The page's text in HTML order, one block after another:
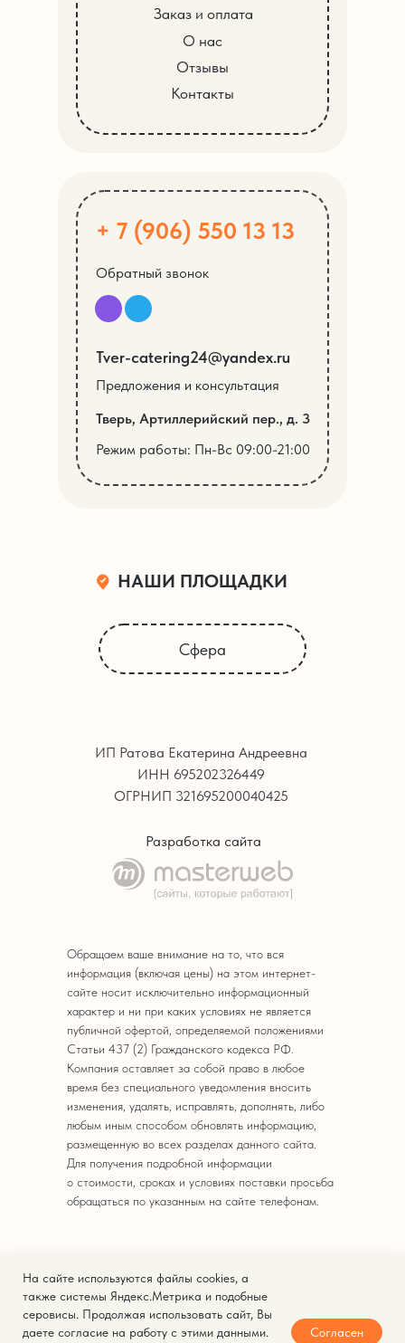
На сайте используются файлы cookies, а
также системы Яндекс.Метрика и подобные
серовисы. Продолжая использовать сайт, Вы
даете согласие на работу с этими данными.
Согласен
© 2025. Кейтеринг Express.
Политика конфиденциальности
Обращаем ваше внимание на то, что вся
информация (включая цены) на этом интернет-
сайте носит исключительно информационный
характер и ни при каких условиях не является
публичной офертой, определяемой положениями
Статьи 437 (2) Гражданского кодекса РФ.
Компания оставляет за собой право в любое
время без специального уведомления вносить
изменения, удалять, исправлять, дополнять, либо
любым иным способом обновлять информацию,
размещенную во всех разделах данного сайта.
Для получения подробной информации
о стоимости, сроках и условиях поставки просьба
обращаться по указанным на сайте телефонам.
Заказ и оплата
О нас
Отзывы
+ 7 (906) 550 13 13
Обратный звонок
Tver-catering24@yandex.ru
Предложения и консультация
Режим работы: Пн-Вс 09:00-21:00
Контакты
Тверь, Артиллерийский пер., д. 3
Разработка сайта
Сфера
НАШИ ПЛОЩАДКИ
ИП Ратова Екатерина Андреевна
ИНН 695202326449
ОГРНИП 321695200040425